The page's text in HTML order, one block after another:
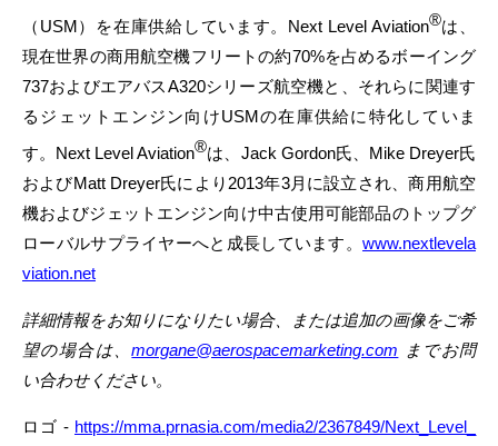
（USM）を在庫供給しています。Next Level Aviation®は、
現在世界の商用航空機フリートの約70%を占めるボーイング
737およびエアバスA320シリーズ航空機と、それらに関連す
るジェットエンジン向けUSMの在庫供給に特化していま
す。Next Level Aviation®は、Jack Gordon氏、Mike Dreyer氏
およびMatt Dreyer氏により2013年3月に設立され、商用航空
機およびジェットエンジン向け中古使用可能部品のトップグ
ローバルサプライヤーへと成長しています。 www.nextlevela
viation.net
詳細情報をお知りになりたい場合、または追加の画像をご希
望の場合は、morgane@aerospacemarketing.com
までお問
い合わせください。
ロゴ - https://mma.prnasia.com/media2/2367849/Next_Level_